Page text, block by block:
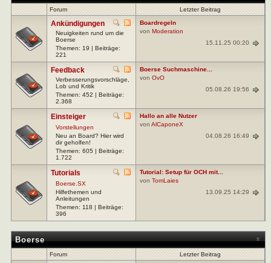
Forum Letzter Beitrag
Ankündigungen
Neuigkeiten rund um die
Boerse
Themen: 19 | Beiträge:
221
Boardregeln
von Moderation
15.11.25 00:20
Feedback
Verbesserungsvorschläge,
Lob und Kritik
Themen: 452 | Beiträge:
2.368
Boerse Suchmaschine...
von OvO
05.08.26 19:56
Einsteiger
Vorstellungen
Neu an Board? Hier wird
dir geholfen!
Themen: 605 | Beiträge:
1.722
Hallo an alle Nutzer
von AlCaponeX
04.08.26 16:49
Tutorials
Boerse.SX
Hilfethemen und
Anleitungen
Themen: 118 | Beiträge:
396
Tutorial: Setup für OCH mit...
von TomLaies
13.09.25 14:29
Boerse
Forum Letzter Beitrag